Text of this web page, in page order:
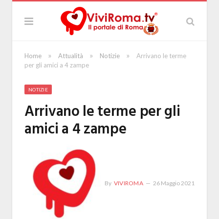
Home » Attualità » Notizie »
Arrivano le terme
per gli amici a 4 zampe
NOTIZIE
Arrivano le terme per gli
amici a 4 zampe
By VIVIROMA 26 Maggio 2021